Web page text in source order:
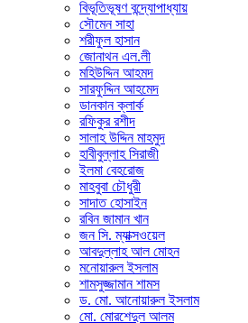
বিভূতিভূষণ বন্দ্যোপাধ্যায়
সৌমেন সাহা
শরীফুল হাসান
জোনাথন এল.লী
মহিউদ্দিন আহমদ
সারফুদ্দিন আহমেদ
ডানকান ক্লার্ক
রফিকুর রশীদ
সালাহ উদ্দিন মাহমুদ
হাবীবুল্লাহ সিরাজী
ইলমা বেহরোজ
মাহবুবা চৌধুরী
সাদাত হোসাইন
রবিন জামান খান
জন সি. ম্যাক্সওয়েল
আবদুল্লাহ আল মোহন
মনোয়ারুল ইসলাম
শামসুজ্জামান শামস
ড. মো. আনোয়ারুল ইসলাম
মো. মোরশেদুল আলম